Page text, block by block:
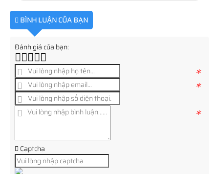
BÌNH LUẬN CỦA BẠN
Đánh giá của bạn:
*
*
*
Captcha